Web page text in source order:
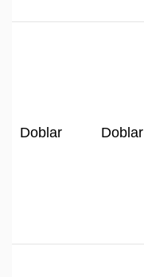
Doblar Doblar